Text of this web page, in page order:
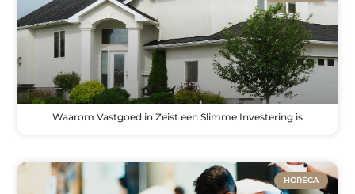
Waarom Vastgoed in Zeist een Slimme Investering is
HORECA